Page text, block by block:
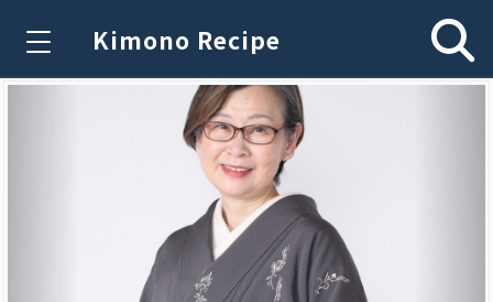
Kimono Recipe